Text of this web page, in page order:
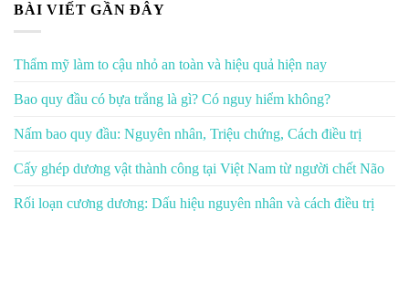
BÀI VIẾT GẦN ĐÂY
Thẩm mỹ làm to cậu nhỏ an toàn và hiệu quả hiện nay
Bao quy đầu có bựa trắng là gì? Có nguy hiểm không?
Nấm bao quy đầu: Nguyên nhân, Triệu chứng, Cách điều trị
Cấy ghép dương vật thành công tại Việt Nam từ người chết Não
Rối loạn cương dương: Dấu hiệu nguyên nhân và cách điều trị